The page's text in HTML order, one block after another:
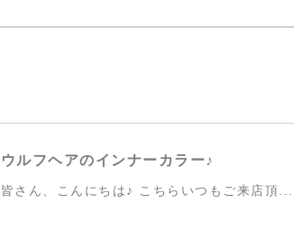
ウルフヘアのインナーカラー♪
皆さん、こんにちは♪ こちらいつもご来店頂...